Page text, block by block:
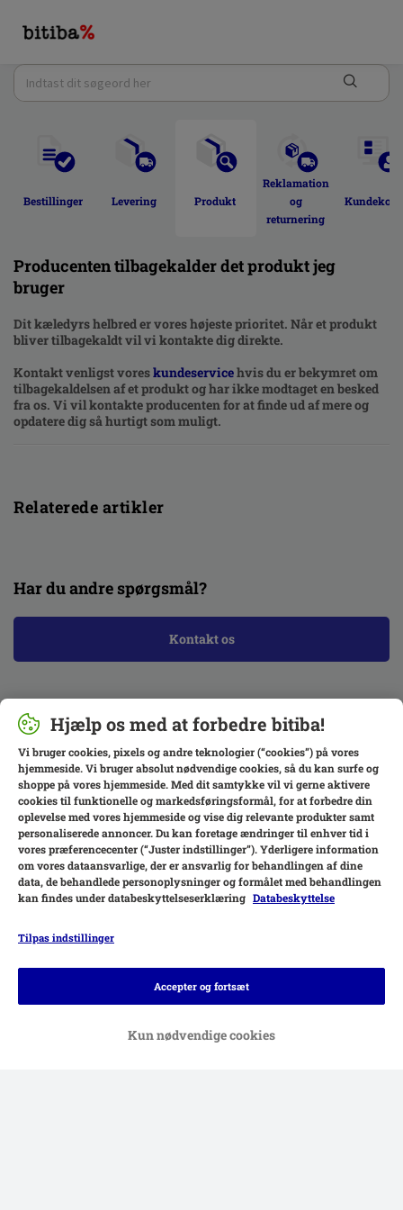
Bestillinger Levering Produkt
Reklamation
og
returnering
Producenten tilbagekalder det produkt jeg
bruger
Dit kæledyrs helbred er vores højeste prioritet. Når et produkt
bliver tilbagekaldt vil vi kontakte dig direkte.
Kontakt venligst voreskundeservicehvis du er bekymret om
tilbagekaldelsen af et produkt og har ikke modtaget en besked
fra os. Vi vil kontakte producenten for at finde ud af mere og
opdatere dig så hurtigt som muligt.
Relaterede artikler
Har du andre spørgsmål?
Kontakt os
Betalingsformer
Hjælp os med at forbedre bitiba!
Vi bruger cookies, pixels og andre teknologier (“cookies”) på vores
hjemmeside. Vi bruger absolut nødvendige cookies, så du kan surfe og
shoppe på vores hjemmeside. Med dit samtykke vil vi gerne aktivere
cookies til funktionelle og markedsføringsformål, for at forbedre din
oplevelse med vores hjemmeside og vise dig relevante produkter samt
personaliserede annoncer. Du kan foretage ændringer til enhver tid i
vores præferencecenter (“Juster indstillinger”). Yderligere information
om vores dataansvarlige, der er ansvarlig for behandlingen af ​​dine
data, de behandlede personoplysninger og formålet med behandlingen
kan findes under databeskyttelseserklæring Databeskyttelse
Tilpas indstillinger
Kun nødvendige cookies
Accepter og fortsæt